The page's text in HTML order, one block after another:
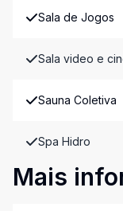
Sala de Jogos
Sala video e
Sauna Coletiva
Spa Hidro
Mais